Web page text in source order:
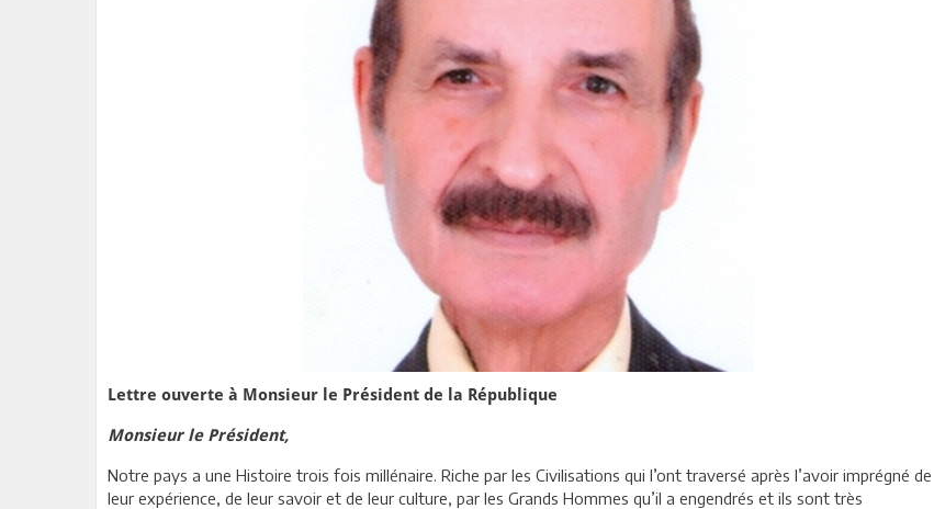
Lettre ouverte à Monsieur le Président de la République
Monsieur le Président,
Notre pays a une Histoire trois fois millénaire. Riche par les Civilisations qui l’ont traversé après l’avoir imprégné de
leur expérience, de leur savoir et de leur culture, par les Grands Hommes qu’il a engendrés et ils sont très